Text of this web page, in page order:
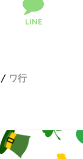
LINE
ワ行